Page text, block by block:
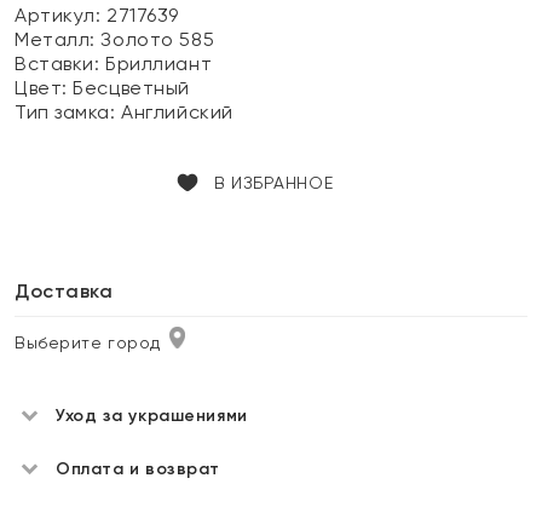
Артикул: 2717639
Металл:Золото 585
Вставки:Бриллиант
Цвет:Бесцветный
Тип замка:Английский
В ИЗБРАННОЕ
Доставка
Выберите город
Уход за украшениями
Оплата и возврат